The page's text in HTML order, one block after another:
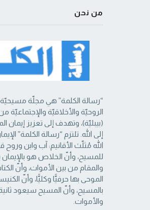
من نحن
“رسالة الكلمة” هي مجلّة
الروحيّة والأخلاقيّة والإجتماعيّة
(بيبليّة)، وتهدف إلى تعزيز إيمان
إلى الله. تلتزم “رسالة ‏الكلمة”
الله مُثلّث الأقانيم: آب وابن وروح
‏للمسيح، وأنّ الخلاص هو
والمقام من بين الأموات، وأنّ
الموحى بها حرفيًّا وكليًّا، وأنّ
بالمسيح، وأنّ المسيح ‏سيعود ثانية
والأموات. ‏